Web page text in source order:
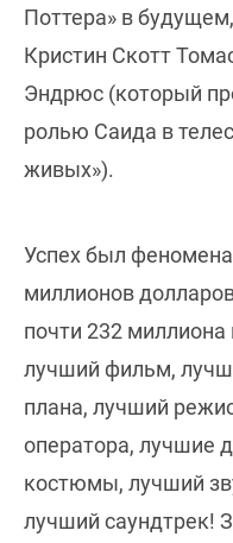
Поттера» в
Кристин Скотт
Эндрюс (который
ролью Саида в
живых»).
Успех был
миллионов
почти 232 миллиона
лучший фильм,
плана, лучший
оператора, лучшие
костюмы, лучший
лучший саундтрек!